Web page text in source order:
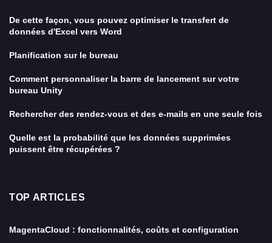
De cette façon, vous pouvez optimiser le transfert de
données d'Excel vers Word
Planification sur le bureau
Comment personnaliser la barre de lancement sur votre
bureau Unity
Rechercher des rendez-vous et des e-mails en une seule fois
Quelle est la probabilité que les données supprimées
puissent être récupérées ?
TOP ARTICLES
MagentaCloud : fonctionnalités, coûts et configuration